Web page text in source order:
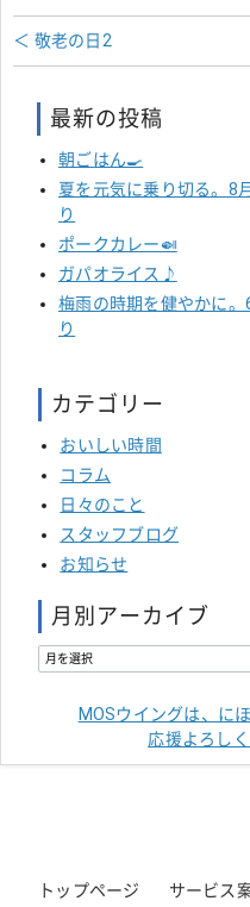
＜ 敬老の日2
最新の投稿
朝ごはん🍳
夏を元気に乗り切る。8
り
ポークカレー🍛
ガパオライス♪
梅雨の時期を健やかに
り
カテゴリー
おいしい時間
コラム
日々のこと
スタッフブログ
お知らせ
月別アーカイブ
MOSウイングは、に
応援よろし
トップページ サービス